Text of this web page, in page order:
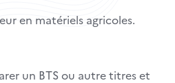
en matériels agricoles.
un BTS ou autre titres et